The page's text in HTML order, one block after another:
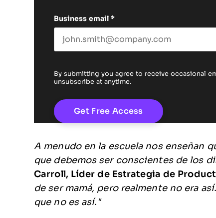
Business email *
By submitting you agree to receive occasional
unsubscribe at anytime.
A menudo en la escuela nos enseñan
que debemos ser conscientes de los
Carroll, Líder de Estrategia de
de ser mamá, pero realmente no era
que no es así."